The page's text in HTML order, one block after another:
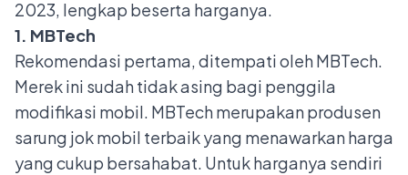
2023, lengkap beserta harganya.
1. MBTech
Rekomendasi pertama, ditempati oleh MBTech.
Merek ini sudah tidak asing bagi penggila
modifikasi mobil. MBTech merupakan produsen
sarung jok mobil terbaik yang menawarkan harga
yang cukup bersahabat. Untuk harganya sendiri